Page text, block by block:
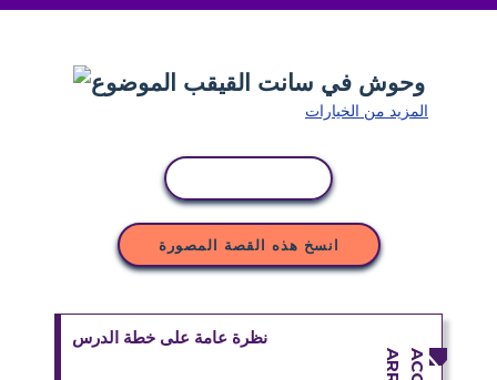
المزيد من الخيارات
انسخ هذه القصة المصورة
نظرة عامة على خطة الدرس